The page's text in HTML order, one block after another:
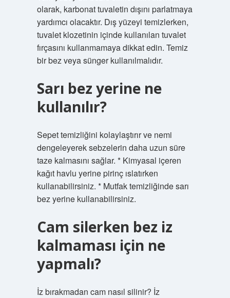
olarak, karbonat tuvaletin dışını parlatmaya
yardımcı olacaktır. Dış yüzeyi temizlerken,
tuvalet klozetinin içinde kullanılan tuvalet
fırçasını kullanmamaya dikkat edin. Temiz
bir bez veya sünger kullanılmalıdır.
Sarı bez yerine ne
kullanılır?
Sepet temizliğini kolaylaştırır ve nemi
dengeleyerek sebzelerin daha uzun süre
taze kalmasını sağlar. * Kimyasal içeren
kağıt havlu yerine pirinç ıslatırken
kullanabilirsiniz. * Mutfak temizliğinde sarı
bez yerine kullanabilirsiniz.
Cam silerken bez iz
kalmaması için ne
yapmalı?
İz bırakmadan cam nasıl silinir? İz